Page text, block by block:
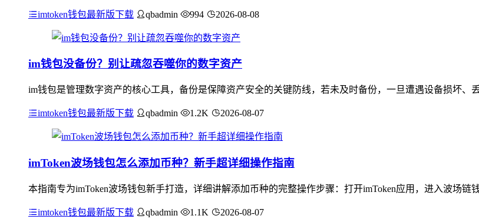
imtoken钱包最新版下载 qbadmin 994 2026-08-08
im钱包没备份？别让疏忽吞噬你的数字资产
im钱包是管理数字资产的核心工具，备份是保障资产安全的关键防线，若未及时备份，一旦遭遇设备损坏
imtoken钱包最新版下载 qbadmin 1.2K 2026-08-07
imToken波场钱包怎么添加币种？新手超详细操作指南
本指南专为imToken波场钱包新手打造，详细讲解添加币种的完整操作步骤：打开imToken应用，进入波场链
imtoken钱包最新版下载 qbadmin 1.1K 2026-08-07